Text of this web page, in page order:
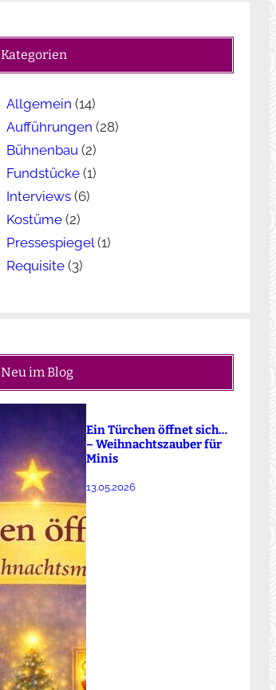
Kategorien
Allgemein (14)
Aufführungen (28)
Bühnenbau (2)
Fundstücke (1)
Interviews (6)
Kostüme (2)
Pressespiegel (1)
Requisite (3)
Neu im Blog
Ein Türchen öffnet sich…
– Weihnachtszauber für
Minis
13.05.2026